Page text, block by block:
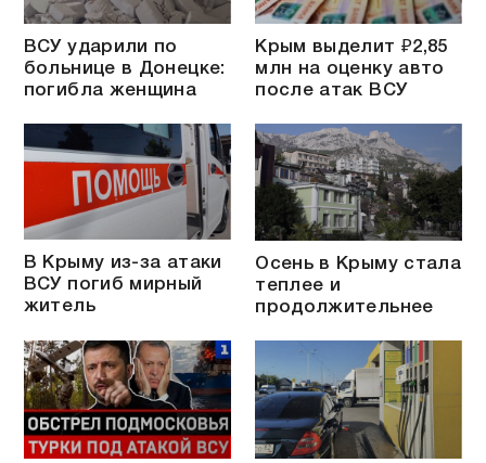
ВСУ ударили по
больнице в Донецке:
погибла женщина
Крым выделит ₽2,85
млн на оценку авто
после атак ВСУ
В Крыму из-за атаки
ВСУ погиб мирный
житель
Осень в Крыму стала
теплее и
продолжительнее